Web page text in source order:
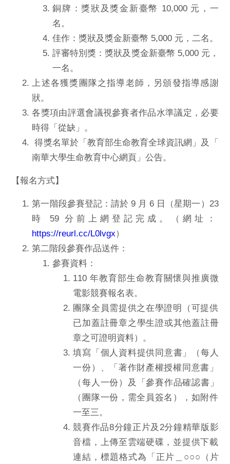
銅牌：獎狀及獎金新臺幣 10,000 元，一
名。
佳作：獎狀及獎金新臺幣 5,000 元，二名。
評審特別獎：獎狀及獎金新臺幣 5,000 元，
一名。
上述各獲獎團隊之指導老師，另頒發指導感謝
狀。
各獎項由評選會議視參賽者作品水準議定，必要
時得「從缺」。
得獎名單於「教育部生命教育全球資訊網」及「
南華大學生命教育中心網頁」公告。
【報名方式】
第一階段參賽登記：請於 9 月 6 日（星期一）23
時 59 分前上 網登記完成。（網址：
https://reurl.cc/L0lvgx）
第二階段參賽作品送件：
參賽資料：
110 年教育部生命教育關懷與推廣微
電影競賽報名表。
團隊全員需提供之在學證明（可提供
已加蓋註冊章之學生證或其他蓋註冊
章之可證明資料）。
填寫「個人資料提供同意書」（每人
一份）、「 著作財產權授權同意書」
（每人一份）及「參賽作品確認書」
（ 團隊一份，需全員簽名），如附件
一至三。
競賽作品8分鐘正片及2分鐘精華版影
音檔，上傳至雲端硬碟， 並提供下載
連結，標題格式為「正片＿○○○（片